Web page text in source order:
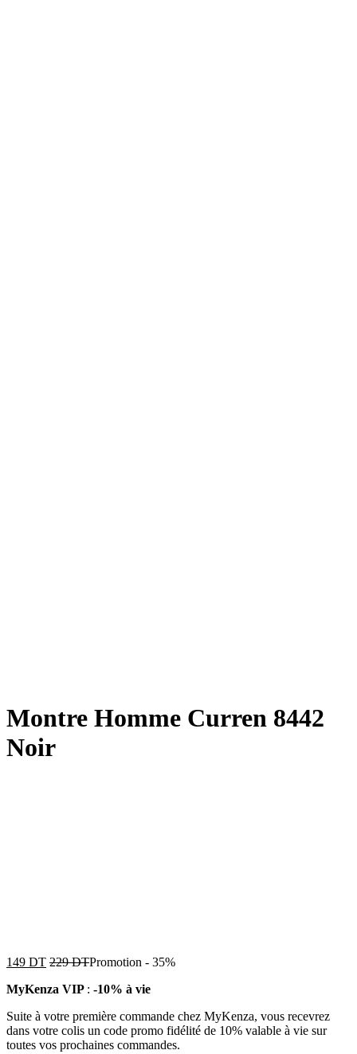
Montre Homme Curren 8442
Noir
149 DT 229DTPromotion - 35%
MyKenza VIP : -10% à vie
Suite à votre première commande chez MyKenza, vous recevrez
dans votre colis un code promo fidélité de 10% valable à vie sur
toutes vos prochaines commandes.